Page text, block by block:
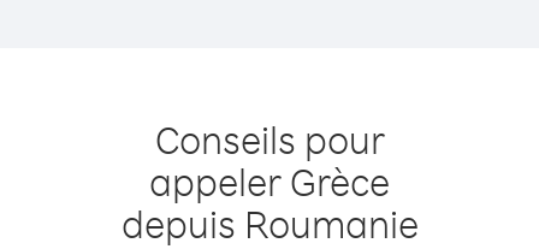
Conseils pour
appeler Grèce
depuis Roumanie